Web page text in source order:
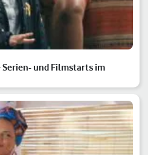
Serien- und Filmstarts im